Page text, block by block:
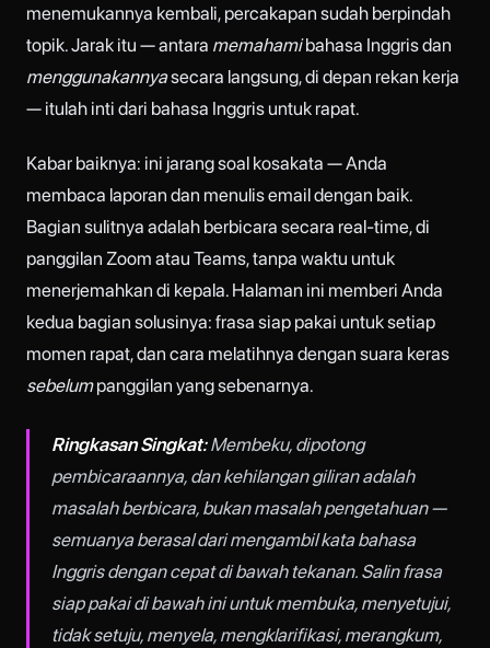
menemukannya kembali, percakapan sudah berpindah
topik. Jarak itu — antara memahamibahasa Inggris dan
menggunakannyasecara langsung, di depan rekan kerja
— itulah inti dari bahasa Inggris untuk rapat.
Kabar baiknya: ini jarang soal kosakata — Anda
membaca laporan dan menulis email dengan baik.
Bagian sulitnya adalah berbicara secara real-time, di
panggilan Zoom atau Teams, tanpa waktu untuk
menerjemahkan di kepala. Halaman ini memberi Anda
kedua bagian solusinya: frasa siap pakai untuk setiap
momen rapat, dan cara melatihnya dengan suara keras
sebelumpanggilan yang sebenarnya.
Ringkasan Singkat:Membeku, dipotong
pembicaraannya, dan kehilangan giliran adalah
masalah berbicara, bukan masalah pengetahuan —
semuanya berasal dari mengambil kata bahasa
Inggris dengan cepat di bawah tekanan. Salin frasa
siap pakai di bawah ini untuk membuka, menyetujui,
tidak setuju, menyela, mengklarifikasi, merangkum,